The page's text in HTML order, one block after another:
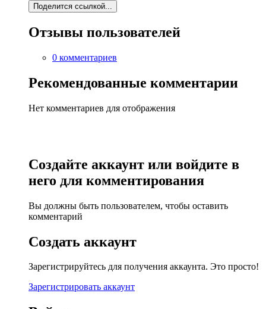
Поделится ссылкой...
Отзывы пользователей
0 комментариев
Рекомендованные комментарии
Нет комментариев для отображения
Создайте аккаунт или войдите в
него для комментирования
Вы должны быть пользователем, чтобы оставить
комментарий
Создать аккаунт
Зарегистрируйтесь для получения аккаунта. Это просто!
Зарегистрировать аккаунт